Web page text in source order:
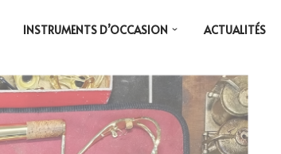
INSTRUMENTS D’OCCASION ACTUALITÉS